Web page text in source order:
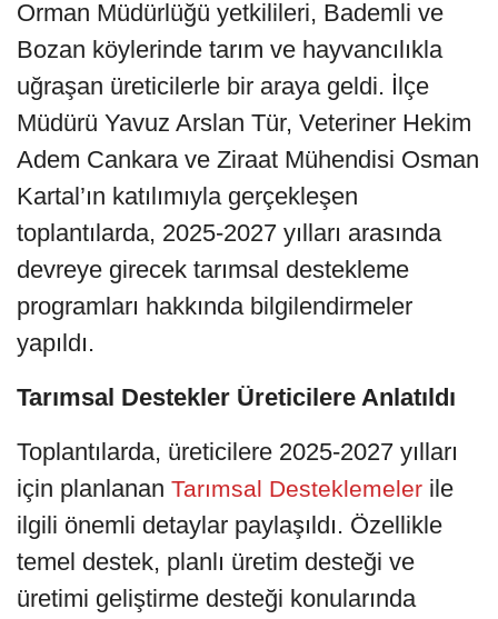
Orman Müdürlüğü yetkilileri, Bademli ve
Bozan köylerinde tarım ve hayvancılıkla
uğraşan üreticilerle bir araya geldi. İlçe
Müdürü Yavuz Arslan Tür, Veteriner Hekim
Adem Cankara ve Ziraat Mühendisi Osman
Kartal’ın katılımıyla gerçekleşen
toplantılarda, 2025-2027 yılları arasında
devreye girecek tarımsal destekleme
programları hakkında bilgilendirmeler
yapıldı.
Tarımsal Destekler Üreticilere Anlatıldı
Toplantılarda, üreticilere 2025-2027 yılları
için planlanan Tarımsal Desteklemeler ile
ilgili önemli detaylar paylaşıldı. Özellikle
temel destek, planlı üretim desteği ve
üretimi geliştirme desteği konularında